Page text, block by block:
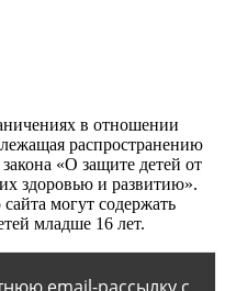
в отношении
распространению
«О защите детей от
здоровью и развитию».
могут содержать
младше 16 лет.